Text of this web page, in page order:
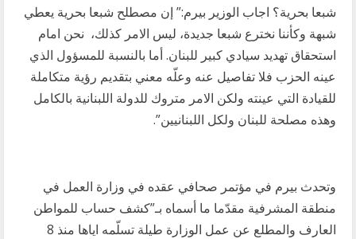
شبعا بحرية؟ اجاب الوزير بيرم:” إن مصطلح شبعا بحرية يعطي
شبهة وكأننا نخترع شبعا جديدة، ليس الامر كذلك، نحن امام
استحقاق تهديد سيادي كبير للبنان. أما بالنسبة للمسؤول الذي
عينه الحزب فلا تفاصيل عنه وعلّه معني بتقديم رؤية متكاملة
للقيادة التي عينته ولكن الامر متروك للدولة اللبنانية بالكامل
وهذه مصلحة للبنان ولكل اللبنانيين”.
وتحدث بيرم في مؤتمر صحافي عقده في وزارة العمل في
منطقة المشرفية مقدّما ما أسماه بـ”كشف حساب للمواطن
العارف والمطلع عن عمل الوزارة طيلة تسلّمه اياها منذ 8